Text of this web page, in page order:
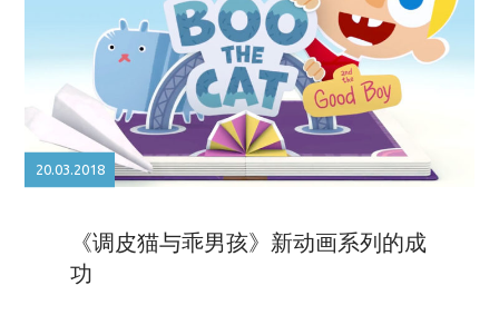
20.03.2018
《调皮猫与乖男孩》新动画系列的成
功